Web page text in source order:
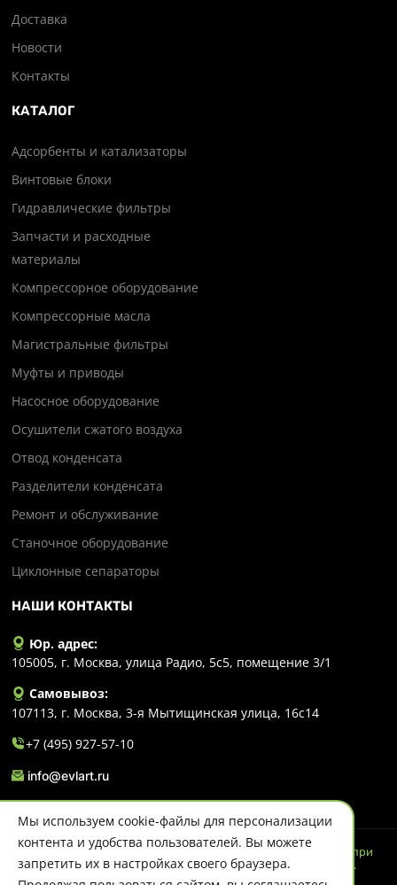
Доставка
Новости
Контакты
КАТАЛОГ
Адсорбенты и катализаторы
Винтовые блоки
Гидравлические фильтры
Запчасти и расходные
материалы
Компрессорное оборудование
Компрессорные масла
Магистральные фильтры
Муфты и приводы
Насосное оборудование
Осушители сжатого воздуха
Отвод конденсата
Разделители конденсата
Ремонт и обслуживание
Станочное оборудование
Циклонные сепараторы
НАШИ КОНТАКТЫ
Юр. адрес:
105005, г. Москва, улица Радио, 5с5, помещение 3/1
Самовывоз:
107113, г. Москва, 3-я Мытищинская улица, 16с14
+7 (495) 927-57-10
info@evlart.ru
© 2026 Evlart. Сайт несет информационный характер и ни при
каких обстоятельствах не является публичной офертой.
Политика конфиденциальности
Мы используем cookie-файлы для персонализации
контента и удобства пользователей. Вы можете
запретить их в настройках своего браузера.